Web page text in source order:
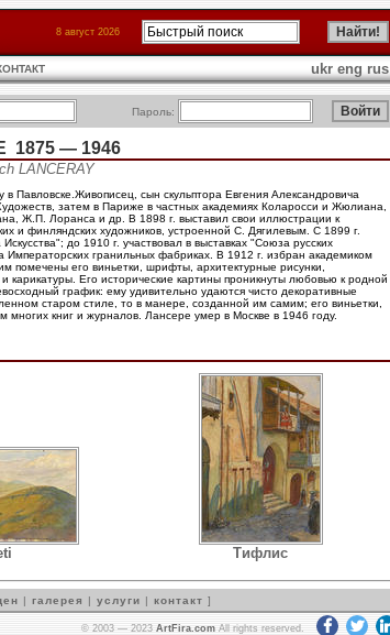
8 август 2026
ukr eng rus
Пароль:
1875 — 1946
LANCERAY
Павловске.Живописец, сын скульптора Евгения Александровича
затем в Париже в частных академиях Коларосси и Жюлиана,
Ж.П. Лоранса и др. В 1898 г. выставил свои иллюстрации к
и финляндских художников, устроенной С. Дягилевым. С 1899 г.
до 1910 г. участвовал в выставках "Союза русских
Императорских гранильных фабриках. В 1912 г. избран академиком
помечены его виньетки, шрифты, архитектурные рисунки,
карикатуры. Его исторические картины проникнуты любовью к родной
график: ему удивительно удаются чисто декоративные
старом стиле, то в манере, созданной им самим; его виньетки,
многих книг и журналов. Лансере умер в Москве в 1946 году.
Тифлис
| галерея | услуги | контакт ]
© 2003 — 2023 ArtFira.com All rights reserved.